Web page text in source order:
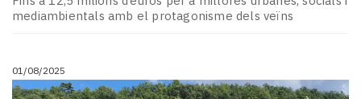
mediambientals amb el protagonisme dels veïns
01/08/2025